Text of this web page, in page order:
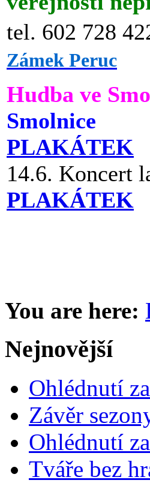
tel. 602 728
Zámek Peruc
Hudba ve
Smolnice
PLAKÁTEK
14.6. Koncert
PLAKÁTEK
You are here:
Nejnovější
Ohlédnutí
Závěr
Ohlédnutí
Tváře bez